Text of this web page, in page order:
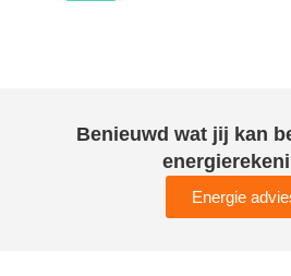
Benieuwd wat jij kan
Energie